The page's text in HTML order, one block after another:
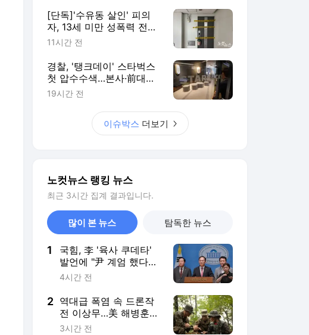
[단독]'수유동 살인' 피의
자, 13세 미만 성폭력 전력
15회
11시간 전
경찰, '탱크데이' 스타벅스
첫 압수수색…본사·前대표
대상(종합)
19시간 전
이슈박스 더보기
노컷뉴스 랭킹 뉴스
최근 3시간 집계 결과입니다.
많이 본 뉴스 탐독한 뉴스
1
국힘, 李 '육사 쿠데타'
발언에 "尹 계엄 했다고
서울대 없앴나"
4시간 전
2 역대급 폭염 속 드론작
전 이상무…美 해병훈련
공개
3시간 전